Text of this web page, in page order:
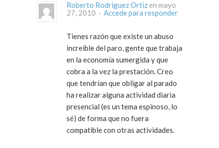
Roberto Rodriguez Ortiz en mayo
27, 2010 · Accede para responder
Tienes razón que existe un abuso
increíble del paro, gente que trabaja
en la economía sumergida y que
cobra a la vez la prestación. Creo
que tendrían que obligar al parado
ha realizar alguna actividad diaria
presencial (es un tema espinoso, lo
sé) de forma que no fuera
compatible con otras actividades.